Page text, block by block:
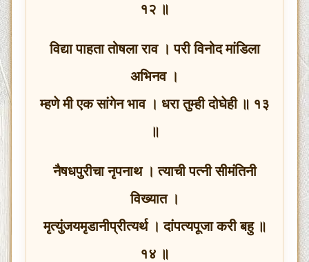
१२ ॥
विद्या पाहता तोषला राव । परी विनोद मांडिला
अभिनव ।
म्हणे मी एक सांगेन भाव । धरा तुम्ही दोघेही ॥ १३
॥
नैषधपुरीचा नृपनाथ । त्याची पत्नी सीमंतिनी
विख्यात ।
मृत्युंजयमृडानीप्रीत्यर्थ । दांपत्यपूजा करी बहु ॥
१४ ॥